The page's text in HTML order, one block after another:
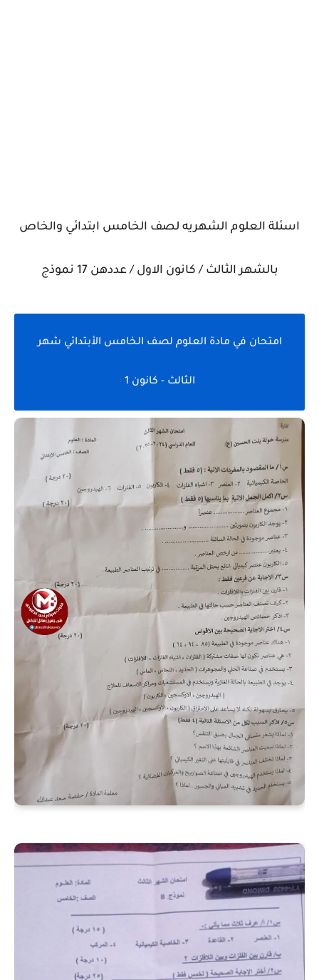
اسئلة العلوم الشهريه لصف الخامس ابتدائي والخاص
بالشهر الثالث / كانون الاول / عددهن 17 نموذج
امتحان في مادة العلوم لصف الخامس الأبتدائي شهر
الثالث - كانون 1